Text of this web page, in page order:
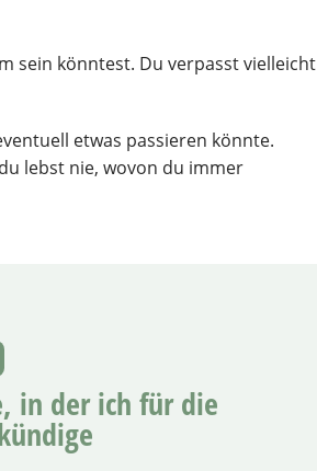
sein könntest. Du verpasst vielleicht
etwas passieren könnte.
lebst nie, wovon du immer
in der ich für die